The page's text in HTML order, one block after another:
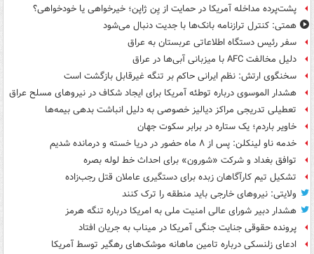
پشت‌پرده مداخله آمریکا در حمایت از یِن ژاپن؛ خیرخواهی یا خودخواهی؟
همتی: کنترل ترازنامه بانک‌ها با جدیت دنبال می‌شود
سفر رئیس دستگاه اطلاعاتی عربستان به عراق
دلیل مخالفت AFC با میزبانی آبی‌ها در عراق
سخنگوی ارتش: نظم ایرانی حاکم بر تنگه غیرقابل بازگشت است
هشدار الموسوی درباره توطئه آمریکا برای ایجاد شکاف در نیروهای مسلح عراق
تعطیلی تدریجی مراکز دیالیز خصوصی به دلیل انباشت بدهی بیمه‌ها
خاویر باردم؛ یک ستاره در برابر سکوت جهان
خدمه ناو لینکلن: پس از ۸ ماه حضور در دریا خسته و درمانده‌ شدیم
توافق بغداد و شرکت «شورون» برای احداث خط لوله بصره
تشکیل تیم کارآگاهان زبده برای دستگیری عاملان قتل رجب‌زاده
ولایتی: نیروهای خارجی باید منطقه را ترک کنند
هشدار دبیر شورای عالی امنیت ملی به امریکا درباره تنگه هرمز
پرونده حقوقی جنایت جنگی آمریکا در میناب به جریان افتاد
ادعای زلنسکی درباره تامین ماهانه موشک‌های رهگیر توسط آمریکا